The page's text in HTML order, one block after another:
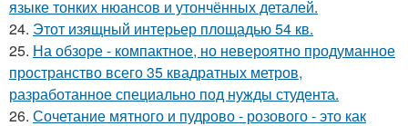
языке тонких нюансов и утончённых деталей.
24. Этот изящный интерьер площадью 54 кв.
25. На обзоре - компактное, но невероятно продуманное
пространство всего 35 квадратных метров,
разработанное специально под нужды студента.
26. Сочетание мятного и пудрово - розового - это как